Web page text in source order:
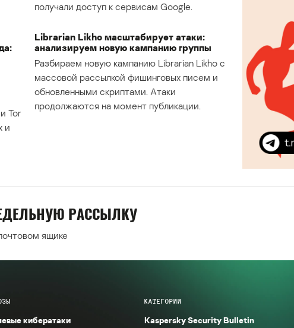
получали доступ к сервисам Google.
Tor
и
Librarian Likho масштабирует атаки:
анализируем новую кампанию группы
Разбираем новую кампанию Librarian Likho с
массовой рассылкой фишинговых писем и
обновленными скриптами. Атаки
продолжаются на момент публикации.
РАССЫЛКУ
ящике
кибератаки
КАТЕГОРИИ
Kaspersky Security Bulletin